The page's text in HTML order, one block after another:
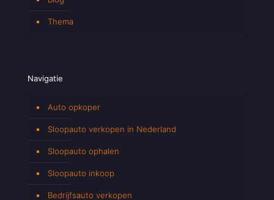
Thema
Navigatie
Auto opkoper
Sloopauto verkopen in Nederland
Sloopauto ophalen
Sloopauto inkoop
Bedrijfsauto verkopen